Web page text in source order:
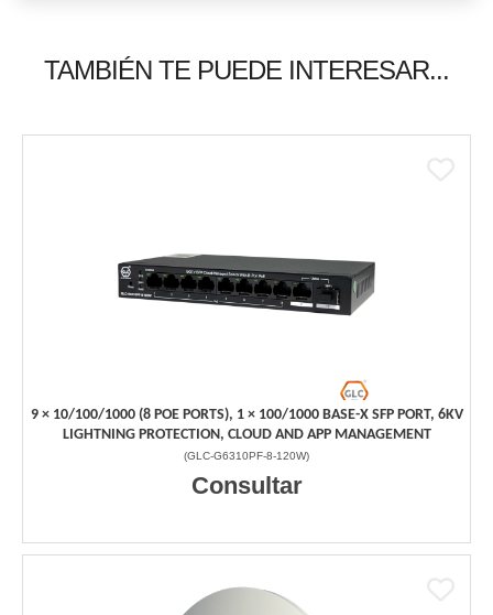
TAMBIÉN TE PUEDE INTERESAR...
9 × 10/100/1000 (8 POE PORTS), 1 × 100/1000 BASE-X SFP PORT, 6KV
LIGHTNING PROTECTION, CLOUD AND APP MANAGEMENT
(GLC-G6310PF-8-120W)
Consultar